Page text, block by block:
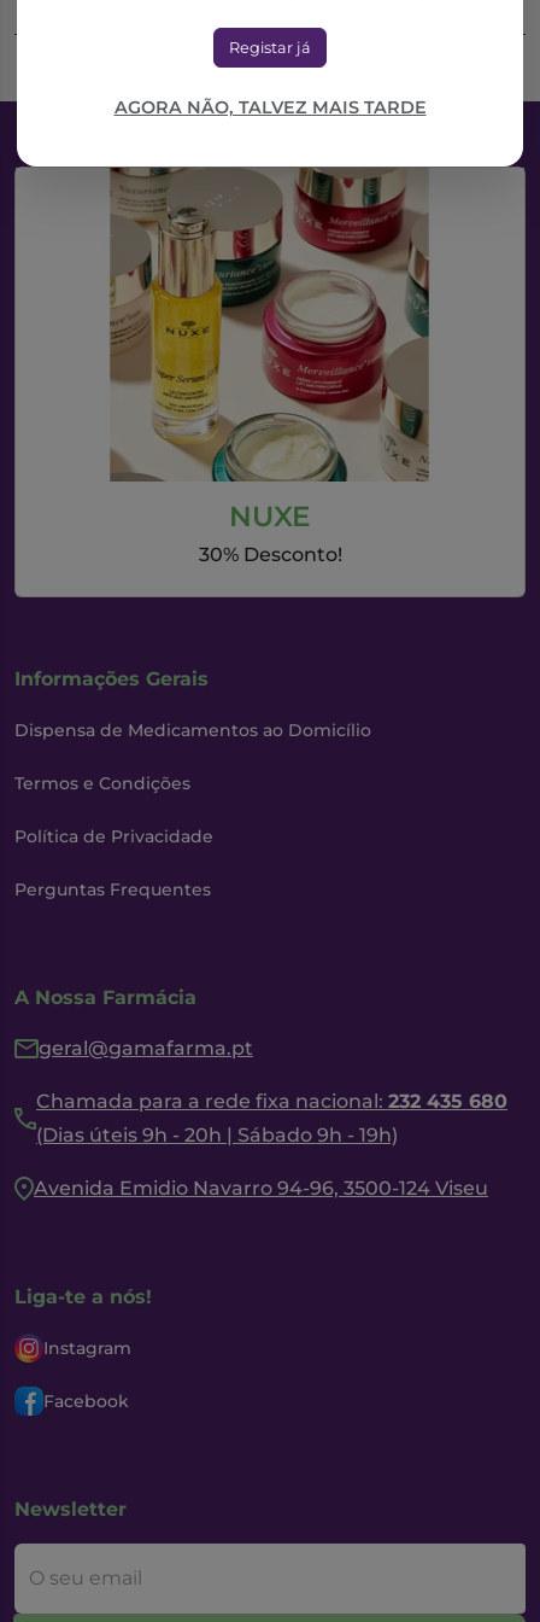
Registar já
AGORA NÃO, TALVEZ MAIS TARDE
NUXE
30% Desconto!
Informações Gerais
Dispensa de Medicamentos ao Domicílio
Termos e Condições
Política de Privacidade
Perguntas Frequentes
A Nossa Farmácia
geral@gamafarma.pt
Chamada para a rede fixa nacional: 232 435 680
(Dias úteis 9h - 20h | Sábado 9h - 19h)
Avenida Emidio Navarro 94-96, 3500-124 Viseu
Liga-te a nós!
Instagram
Facebook
Newsletter
O seu email